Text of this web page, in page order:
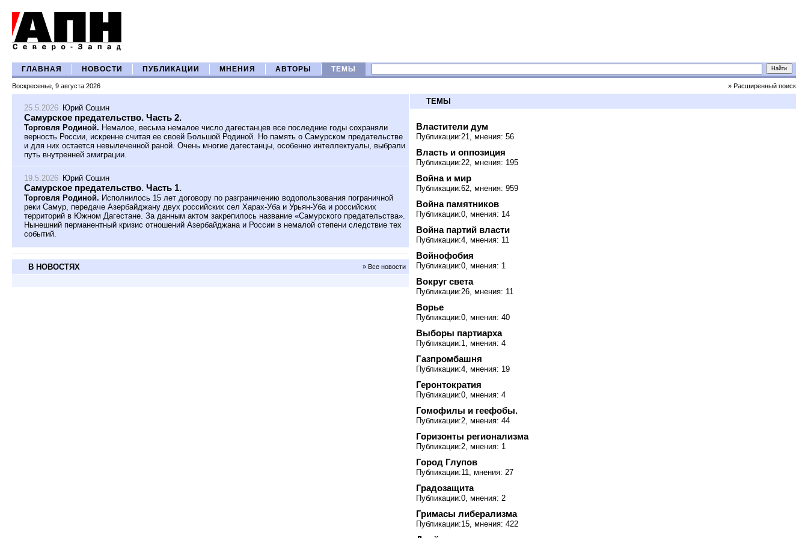
ГЛАВНАЯ НОВОСТИ ПУБЛИКАЦИИ МНЕНИЯ АВТОРЫ ТЕМЫ
Воскресенье, 9 августа 2026 » Расширенный поиск
25.5.2026 Юрий Сошин
Самурское предательство. Часть 2.
Торговля Родиной. Немалое, весьма немалое число дагестанцев все последние годы сохраняли
верность России, искренне считая ее своей Большой Родиной. Но память о Самурском предательстве
и для них остается невылеченной раной. Очень многие дагестанцы, особенно интеллектуалы, выбрали
путь внутренней эмиграции.
19.5.2026 Юрий Сошин
Самурское предательство. Часть 1.
Торговля Родиной. Исполнилось 15 лет договору по разграничению водопользования пограничной
реки Самур, передаче Азербайджану двух российских сел Харах-Уба и Урьян-Уба и российских
территорий в Южном Дагестане. За данным актом закрепилось название «Самурского предательства».
Нынешний перманентный кризис отношений Азербайджана и России в немалой степени следствие тех
событий.
В НОВОСТЯХ » Все новости
ТЕМЫ
Властители дум
Публикации:21, мнения: 56
Власть и оппозиция
Публикации:22, мнения: 195
Война и мир
Публикации:62, мнения: 959
Война памятников
Публикации:0, мнения: 14
Война партий власти
Публикации:4, мнения: 11
Войнофобия
Публикации:0, мнения: 1
Вокруг света
Публикации:26, мнения: 11
Ворье
Публикации:0, мнения: 40
Выборы партиарха
Публикации:1, мнения: 4
Газпромбашня
Публикации:4, мнения: 19
Геронтократия
Публикации:0, мнения: 4
Гомофилы и геефобы.
Публикации:2, мнения: 44
Горизонты регионализма
Публикации:2, мнения: 1
Город Глупов
Публикации:11, мнения: 27
Градозащита
Публикации:0, мнения: 2
Гримасы либерализма
Публикации:15, мнения: 422